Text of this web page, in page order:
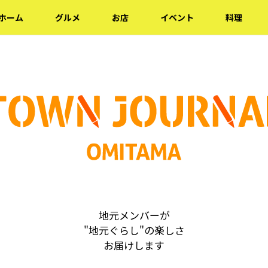
ーム グルメ お店 イベント 料理
地元メンバーが
"地元ぐらし"の楽しさ
お届けします